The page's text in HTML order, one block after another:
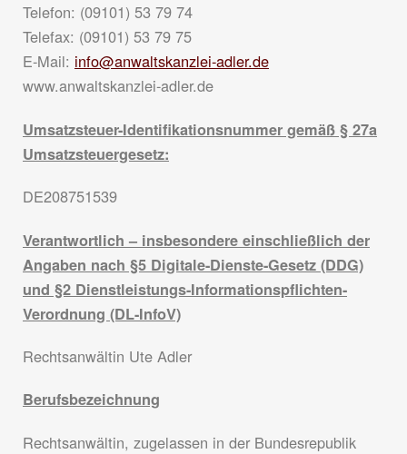
Telefon: (09101) 53 79 74
Telefax: (09101) 53 79 75
E-Mail: info@anwaltskanzlei-adler.de
www.anwaltskanzlei-adler.de
Umsatzsteuer-Identifikationsnummer gemäß § 27a
Umsatzsteuergesetz:
DE208751539
Verantwortlich – insbesondere einschließlich der
Angaben nach §5 Digitale-Dienste-Gesetz (DDG)
und §2 Dienstleistungs-Informationspflichten-
Verordnung (DL-InfoV)
Rechtsanwältin Ute Adler
Berufsbezeichnung
Rechtsanwältin, zugelassen in der Bundesrepublik